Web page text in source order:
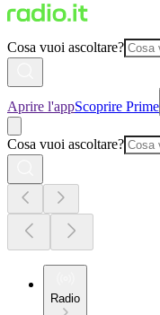
Cosa vuoi ascoltare?
Aprire l'appScoprire Prime
Cosa vuoi ascoltare?
Radio